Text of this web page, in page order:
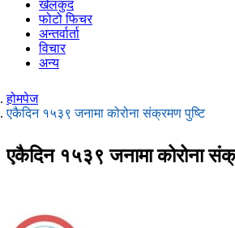
खेलकुद
फोटो फिचर
अन्तर्वार्ता
विचार
अन्य
होमपेज
एकैदिन १५३९ जनामा कोरोना संक्रमण पुष्टि
एकैदिन १५३९ जनामा कोरोना